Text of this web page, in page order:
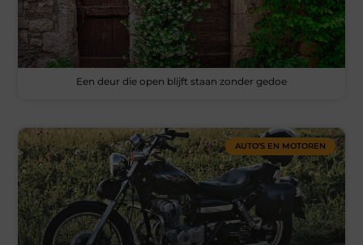
Een deur die open blijft staan zonder gedoe
AUTO’S EN MOTOREN